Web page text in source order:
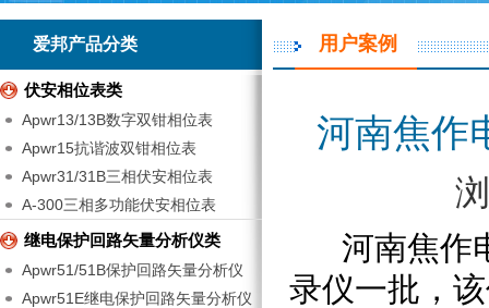
爱邦产品分类
伏安相位表类
Apwr13/13B数字双钳相位表
Apwr15抗谐波双钳相位表
Apwr31/31B三相伏安相位表
A-300三相多功能伏安相位表
继电保护回路矢量分析仪类
Apwr51/51B保护回路矢量分析仪
Apwr51E继电保护回路矢量分析仪
用户案例
河南焦作
河南焦作电
录仪一批，